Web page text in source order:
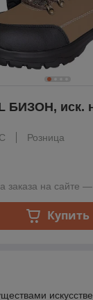
БИЗОН, иск.
Розница
на сайте —
Купить